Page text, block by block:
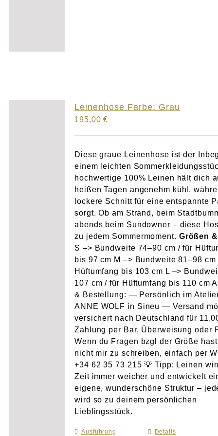
Leinenhose Farbe: Grau
195,00€
Diese graue Leinenhose ist der
einem leichten
hochwertige 100% Leinen hält dich
heißen Tagen angenehm kühl,
lockere Schnitt für eine entspannte
sorgt. Ob am Strand, beim
abends beim Sundowner – diese
zu jedem Sommermoment. Größen
S –> Bundweite 74–90 cm / für
bis 97 cm M –> Bundweite 81–98 cm
Hüftumfang bis 103 cm L –>
107 cm / für Hüftumfang bis 110 cm
& Bestellung: — Persönlich im
ANNE WOLF in Sineu — Versand
versichert nach Deutschland für
Zahlung per Bar, Überweisung oder
Wenn du Fragen bzgl der Größe
nicht mir zu schreiben, einfach per
+34 62 35 73 215 💡 Tipp: Leinen
Zeit immer weicher und entwickelt
eigene, wunderschöne Struktur –
wird so zu deinem persönlichen
Lieblingsstück.
Ausführung
Dieses
Details